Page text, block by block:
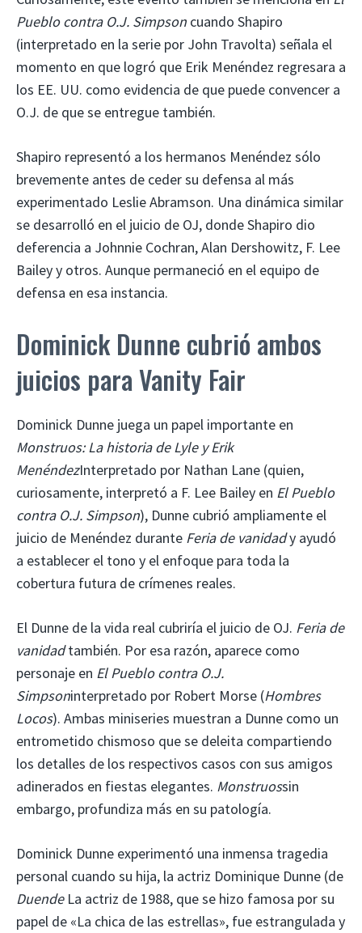
Pueblo contra O.J. Simpson cuando Shapiro
(interpretado en la serie por John Travolta) señala el
momento en que logró que Erik Menéndez regresara a
los EE. UU. como evidencia de que puede convencer a
O.J. de que se entregue también.
Shapiro representó a los hermanos Menéndez sólo
brevemente antes de ceder su defensa al más
experimentado Leslie Abramson. Una dinámica similar
se desarrolló en el juicio de OJ, donde Shapiro dio
deferencia a Johnnie Cochran, Alan Dershowitz, F. Lee
Bailey y otros. Aunque permaneció en el equipo de
defensa en esa instancia.
Dominick Dunne cubrió ambos
juicios para Vanity Fair
Dominick Dunne juega un papel importante en
Monstruos: La historia de Lyle y Erik
MenéndezInterpretado por Nathan Lane (quien,
curiosamente, interpretó a F. Lee Bailey en El Pueblo
contra O.J. Simpson), Dunne cubrió ampliamente el
juicio de Menéndez durante Feria de vanidady ayudó
a establecer el tono y el enfoque para toda la
cobertura futura de crímenes reales.
El Dunne de la vida real cubriría el juicio de OJ. Feria de
vanidadtambién. Por esa razón, aparece como
personaje en El Pueblo contra O.J.
Simpsoninterpretado por Robert Morse (Hombres
Locos). Ambas miniseries muestran a Dunne como un
entrometido chismoso que se deleita compartiendo
los detalles de los respectivos casos con sus amigos
adinerados en fiestas elegantes. Monstruossin
embargo, profundiza más en su patología.
Dominick Dunne experimentó una inmensa tragedia
personal cuando su hija, la actriz Dominique Dunne (de
DuendeLa actriz de 1988, que se hizo famosa por su
papel de «La chica de las estrellas», fue estrangulada y